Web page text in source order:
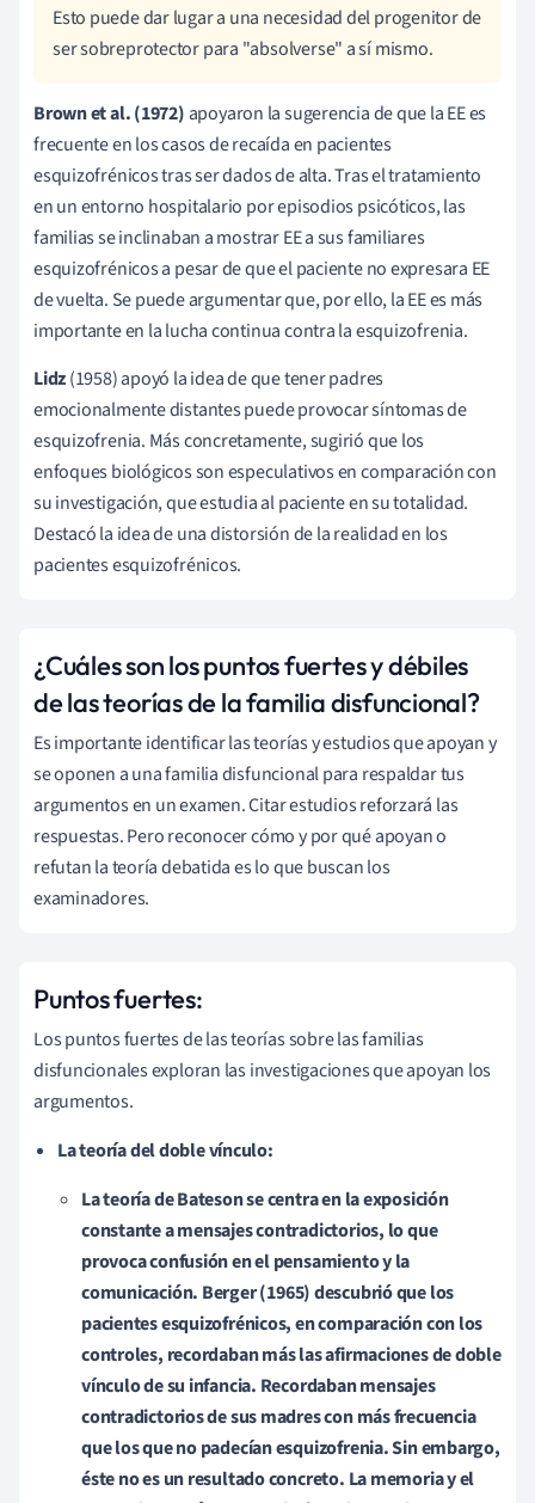
Esto puede dar lugar a una necesidad del progenitor de
ser sobreprotector para "absolverse" a sí mismo.
Brown et al. (1972) apoyaron la sugerencia de que la EE es
frecuente en los casos de recaída en pacientes
esquizofrénicos tras ser dados de alta. Tras el tratamiento
en un entorno hospitalario por episodios psicóticos, las
familias se inclinaban a mostrar EE a sus familiares
esquizofrénicos a pesar de que el paciente no expresara EE
de vuelta. Se puede argumentar que, por ello, la EE es más
importante en la lucha continua contra la esquizofrenia.
Lidz(1958) apoyó la idea de que tener padres
emocionalmente distantes puede provocar síntomas de
esquizofrenia. Más concretamente, sugirió que los
enfoques biológicos son especulativos en comparación con
su investigación, que estudia al paciente en su totalidad.
Destacó la idea de una distorsión de la realidad en los
pacientes esquizofrénicos.
¿Cuáles son los puntos fuertes y débiles
de las teorías de la familia disfuncional?
Es importante identificar las teorías y estudios que apoyan y
se oponen a una familia disfuncional para respaldar tus
argumentos en un examen. Citar estudios reforzará las
respuestas. Pero reconocer cómo y por qué apoyan o
refutan la teoría debatida es lo que buscan los
examinadores.
Puntos fuertes:
Los puntos fuertes de las teorías sobre las familias
disfuncionales exploran las investigaciones que apoyan los
argumentos.
La teoría del doble vínculo:
La teoría de Bateson se centra en la exposición
constante a mensajes contradictorios, lo que
provoca confusión en el pensamiento y la
comunicación. Berger(1965) descubrió que los
pacientes esquizofrénicos, en comparación con los
controles, recordaban más las afirmaciones de doble
vínculo de su infancia. Recordaban mensajes
contradictorios de sus madres con más frecuencia
que los que no padecían esquizofrenia. Sin embargo,
éste no es un resultado concreto. La memoria y el